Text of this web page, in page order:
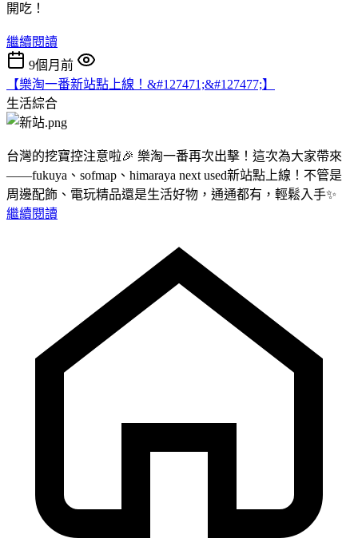
開吃！
繼續閱讀
9個月前
【樂淘一番新站點上線！&#127471;&#127477;】
生活綜合
台灣的挖寶控注意啦🎉 樂淘一番再次出擊！這次為大家帶來
——fukuya、sofmap、himaraya next used新站點上線！不管是
周邊配飾、電玩精品還是生活好物，通通都有，輕鬆入手✨
繼續閱讀